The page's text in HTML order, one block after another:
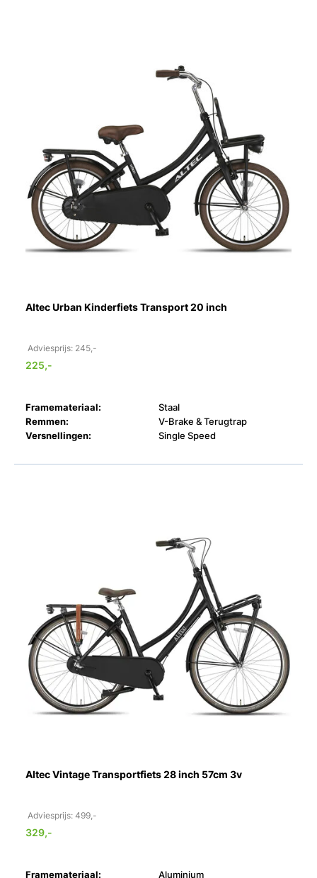
Altec Urban Kinderfiets Transport 20 inch
Adviesprijs: 245,-
225,-
Framemateriaal:
Staal
Remmen:
V-Brake & Terugtrap
Versnellingen:
Single Speed
Altec Vintage Transportfiets 28 inch 57cm 3v
Adviesprijs: 499,-
329,-
Framemateriaal: Aluminium